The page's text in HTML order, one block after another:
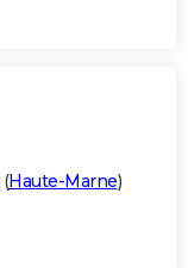
(Haute-Marne)